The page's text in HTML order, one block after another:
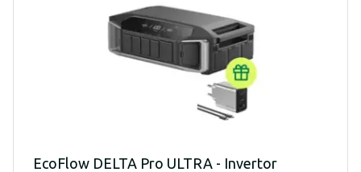
EcoFlow DELTA Pro ULTRA - Invertor